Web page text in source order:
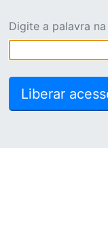
Digite a palavra